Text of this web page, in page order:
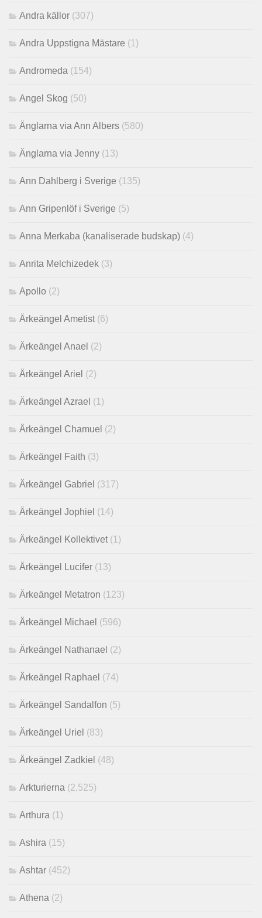
Andra källor (307)
Andra Uppstigna Mästare (1)
Andromeda (154)
Angel Skog (50)
Änglarna via Ann Albers (580)
Änglarna via Jenny (13)
Ann Dahlberg i Sverige (135)
Ann Gripenlöf i Sverige (5)
Anna Merkaba (kanaliserade budskap) (4)
Anrita Melchizedek (3)
Apollo (2)
Ärkeängel Ametist (6)
Ärkeängel Anael (2)
Ärkeängel Ariel (2)
Ärkeängel Azrael (1)
Ärkeängel Chamuel (2)
Ärkeängel Faith (3)
Ärkeängel Gabriel (317)
Ärkeängel Jophiel (14)
Ärkeängel Kollektivet (1)
Ärkeängel Lucifer (13)
Ärkeängel Metatron (123)
Ärkeängel Michael (596)
Ärkeängel Nathanael (2)
Ärkeängel Raphael (74)
Ärkeängel Sandalfon (5)
Ärkeängel Uriel (83)
Ärkeängel Zadkiel (48)
Arkturierna (2,525)
Arthura (1)
Ashira (15)
Ashtar (452)
Athena (2)